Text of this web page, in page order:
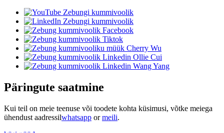
Päringute saatmine
Kui teil on meie teenuse või toodete kohta küsimusi, võtke meiega
ühendust aadressilwhatsapp ormeili.